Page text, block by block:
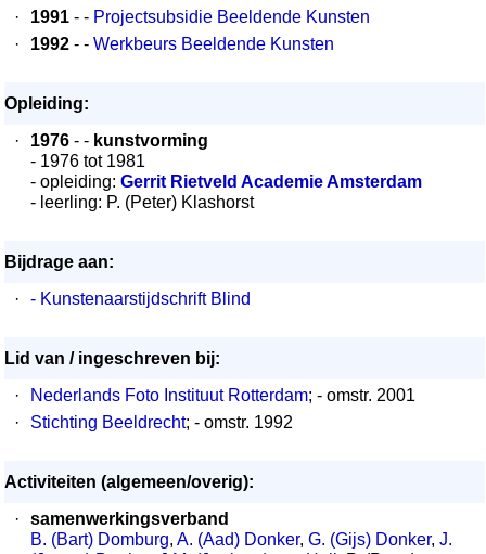
·
1991 - - Projectsubsidie Beeldende Kunsten
·
1992 - - Werkbeurs Beeldende Kunsten
Opleiding:
·
1976 - - kunstvorming
- 1976 tot 1981
- opleiding: Gerrit Rietveld Academie Amsterdam
- leerling: P. (Peter) Klashorst
Bijdrage aan:
·
- Kunstenaarstijdschrift Blind
Lid van / ingeschreven bij:
·
Nederlands Foto Instituut Rotterdam; - omstr. 2001
·
Stichting Beeldrecht; - omstr. 1992
Activiteiten (algemeen/overig):
·
samenwerkingsverband
B. (Bart) Domburg, A. (Aad) Donker, G. (Gijs) Donker, J.